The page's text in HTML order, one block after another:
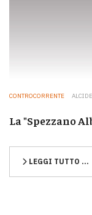
CONTROCORRENTE
La "Spezzano
LEGGI TUTTO …